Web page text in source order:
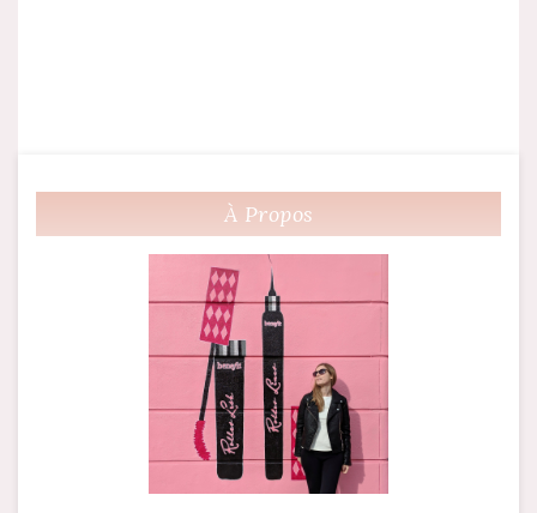
À Propos